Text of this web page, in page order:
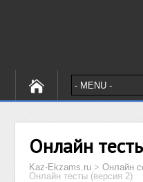
Онлайн
Kaz-Ekzams.ru >Онлайн
Онлайн тесты (версия 2)